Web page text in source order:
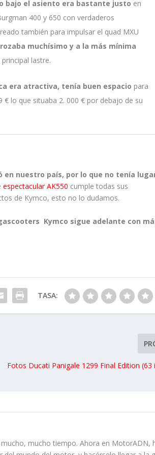
bajo el asiento era bastante justo en
400 y 650 con verdaderos
también para impulsar el quad MXU
muchísimo y a la más mínima
lastre.
era atractiva, tenía buen espacio para
lo que situaba 2. 000 € por debajo de su
en nuestro país, por lo que no tenía
espectacular AK550 cumple todas sus
de Kymco, esto no lo dudamos.
Kymco sigue adelante con
TASA:
Fotos Ducati Panigale 1299 Final Edition (63
mucho tiempo. Ahora en MotorADN,